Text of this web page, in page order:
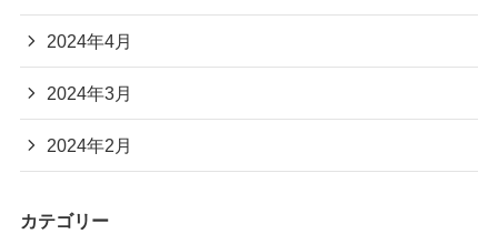
2024年4月
2024年3月
2024年2月
カテゴリー